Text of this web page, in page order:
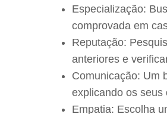
Especialização:
comprovada em
Reputação:
anteriores e
Comunicação: Um
explicando os seus
Empatia: Escolha